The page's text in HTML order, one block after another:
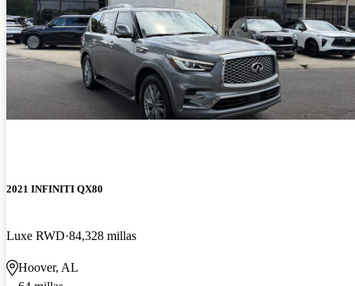
2021 INFINITI QX80
Luxe RWD 84,328 millas
Hoover, AL